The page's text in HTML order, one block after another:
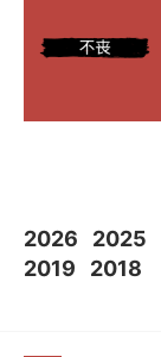
2026 2025
2019
2018